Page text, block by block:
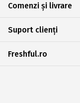
Comenzi și livrare
Suport clienți
Freshful.ro